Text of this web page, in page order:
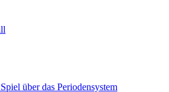
über das Periodensystem